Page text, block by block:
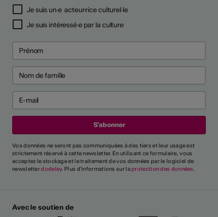
Je suis un·e acteur·rice culturel·le
Je suis intéressé·e par la culture
Vos données ne seront pas communiquées à des tiers et leur usage est
strictement réservé à cette newsletter. En utilisant ce formulaire, vous
acceptez le stockage et le traitement de vos données par le logiciel de
newsletterdodeley. Plus d'informations sur la protection des données.
Avec le soutien de